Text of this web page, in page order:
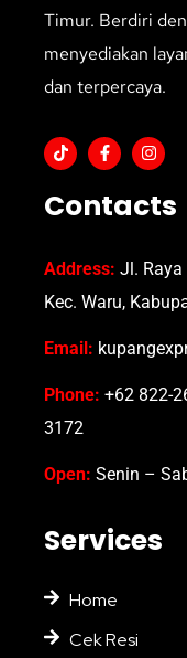
Timur. Berdiri
menyediakan
dan terpercaya.
Contacts
Address: Jl. Raya
Kec. Waru,
Email:
Phone: +62 822-
3172
Open: Senin –
Services
Home
Cek Resi